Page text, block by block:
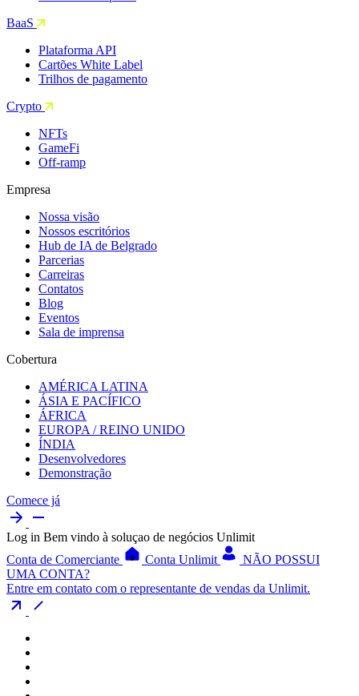
BaaS
Plataforma API
Cartões White Label
Trilhos de pagamento
Crypto
NFTs
GameFi
Off-ramp
Empresa
Nossa visão
Nossos escritórios
Hub de IA de Belgrado
Parcerias
Carreiras
Contatos
Blog
Eventos
Sala de imprensa
Cobertura
AMÉRICA LATINA
ÁSIA E PACÍFICO
ÁFRICA
EUROPA / REINO UNIDO
ÍNDIA
Desenvolvedores
Demonstração
Comece já
Log in Bem vindo à soluçao de negócios Unlimit
Conta de Comerciante
Conta Unlimit
NÃO POSSUI
UMA CONTA?
Entre em contato com o representante de vendas da Unlimit.